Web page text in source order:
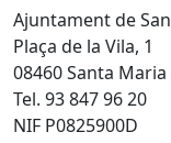
Ajuntament de
Plaça de la Vila, 1
08460 Santa
Tel. 93 847 96 20
NIF P0825900D